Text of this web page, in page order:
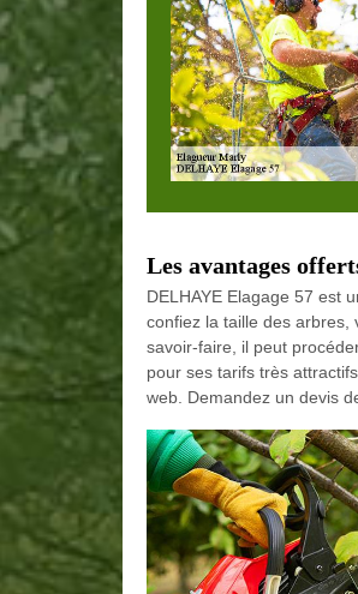
Les avantages
DELHAYE Elagage 57 est
confiez la taille des arbres,
savoir-faire, il peut
pour ses tarifs très
web. Demandez un devis